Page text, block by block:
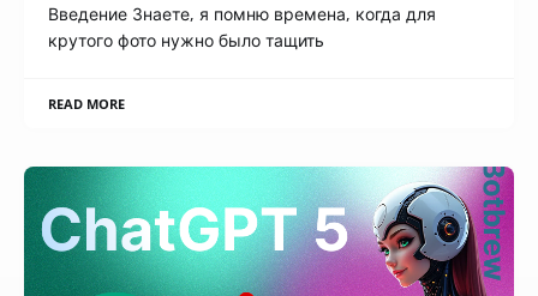
Введение Знаете, я помню времена, когда для
крутого фото нужно было тащить
READ MORE